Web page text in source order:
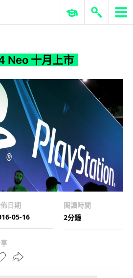
PS4 Neo 十月上市
ERP 與商業 AI
Neo 十月上市
日期
05-16
閱讀時間
2分鐘